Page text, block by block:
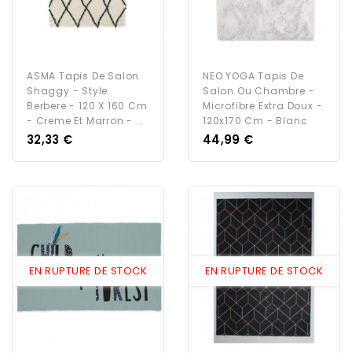
ASMA Tapis De Salon
Shaggy - Style
Berbere - 120 X 160 Cm
- Creme Et Marron -...
Prix
32,33 €
NEO YOGA Tapis De
Salon Ou Chambre -
Microfibre Extra Doux -
120x170 Cm - Blanc
Prix
44,99 €
EN RUPTURE DE STOCK EN RUPTURE DE STOCK